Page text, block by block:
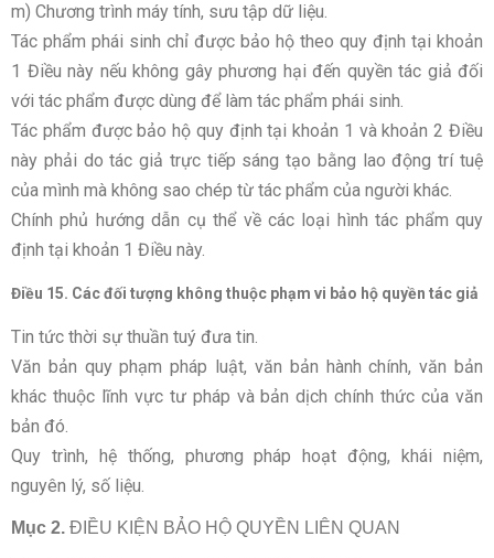
m) Chương trình máy tính, sưu tập dữ liệu.
Tác phẩm phái sinh chỉ được bảo hộ theo quy định tại khoản
1 Điều này nếu không gây phương hại đến quyền tác giả đối
với tác phẩm được dùng để làm tác phẩm phái sinh.
Tác phẩm được bảo hộ quy định tại khoản 1 và khoản 2 Điều
này phải do tác giả trực tiếp sáng tạo bằng lao động trí tuệ
của mình mà không sao chép từ tác phẩm của người khác.
Chính phủ hướng dẫn cụ thể về các loại hình tác phẩm quy
định tại khoản 1 Điều này.
Điều 15. Các đối tượng không thuộc phạm vi bảo hộ quyền tác giả
Tin tức thời sự thuần tuý đưa tin.
Văn bản quy phạm pháp luật, văn bản hành chính, văn bản
khác thuộc lĩnh vực tư pháp và bản dịch chính thức của văn
bản đó.
Quy trình, hệ thống, phương pháp hoạt động, khái niệm,
nguyên lý, số liệu.
Mục 2. ĐIỀU KIỆN BẢO HỘ QUYỀN LIÊN QUAN